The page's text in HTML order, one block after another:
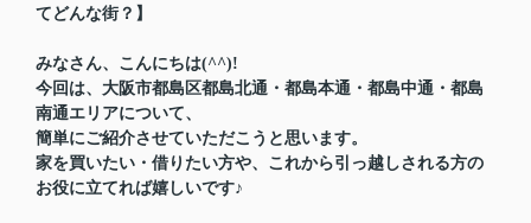
てどんな街？】
みなさん、こんにちは(^^)!
今回は、大阪市都島区都島北通・都島本通・都島中通・都島
南通エリアについて、
簡単にご紹介させていただこうと思います。
家を買いたい・借りたい方や、これから引っ越しされる方の
お役に立てれば嬉しいです♪